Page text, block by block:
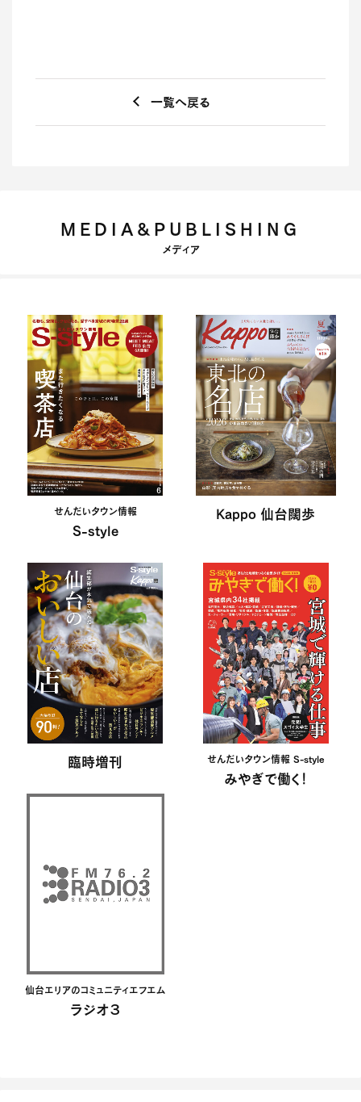
一覧へ戻る
MEDIA&PUBLISHING
メディア
せんだいタウン情報
S-style
Kappo 仙台闊歩
臨時増刊 せんだいタウン情報 S-style
みやぎで働く！
仙台エリアのコミュニティエフエム
ラジオ３